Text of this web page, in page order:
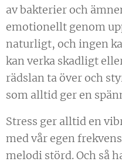
av bakterier och
emotionellt genom
naturligt, och ingen
kan verka skadligt
rädslan ta över och
som alltid ger en
Stress ger alltid en
med vår egen
melodi störd. Och så